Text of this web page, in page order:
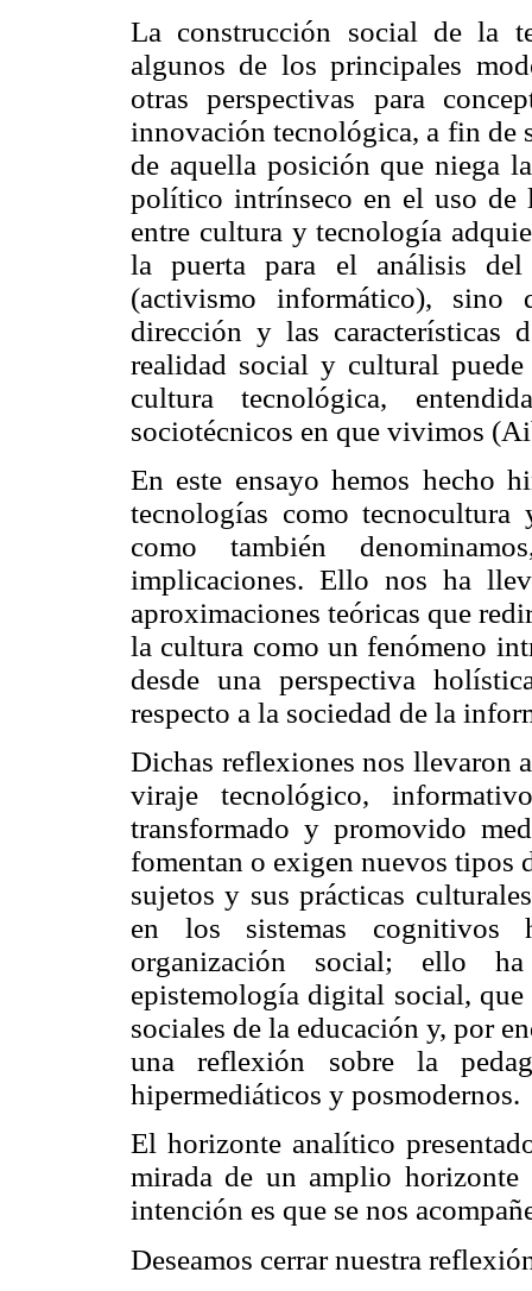
La construcción social de la
algunos de los principales
otras perspectivas para
innovación tecnológica, a fin de
de aquella posición que niega
político intrínseco en el uso de
entre cultura y tecnología
la puerta para el análisis
(activismo informático),
dirección y las características
realidad social y cultural
cultura tecnológica,
sociotécnicos en que vivimos
En este ensayo hemos hecho
tecnologías como
como también
implicaciones. Ello nos ha
aproximaciones teóricas que
la cultura como un fenómeno
desde una perspectiva
respecto a la sociedad de la
Dichas reflexiones nos llevaron
viraje tecnológico,
transformado y promovido
fomentan o exigen nuevos tipos
sujetos y sus prácticas
en los sistemas cognitivos
organización social; ello
epistemología digital social,
sociales de la educación y, por
una reflexión sobre la
hipermediáticos y posmodernos.
El horizonte analítico
mirada de un amplio
intención es que se nos
Deseamos cerrar nuestra